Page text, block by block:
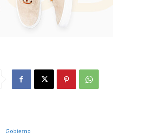
Gobierno